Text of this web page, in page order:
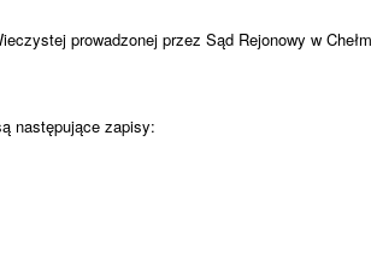
prowadzonej przez Sąd Rejonowy w
następujące zapisy: